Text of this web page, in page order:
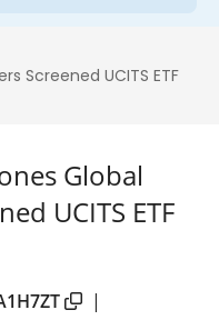
Global
UCITS ETF
|